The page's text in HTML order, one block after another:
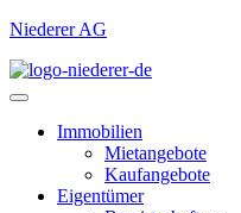
Niederer AG
Immobilien
Mietangebote
Kaufangebote
Eigentümer